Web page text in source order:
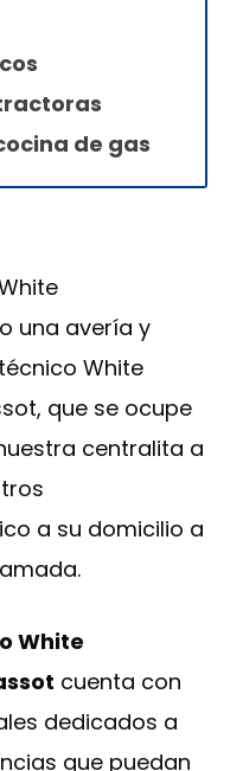
de gas
una avería y
White
que se ocupe
centralita a
a su domicilio a
White
cuenta con
dedicados a
que puedan